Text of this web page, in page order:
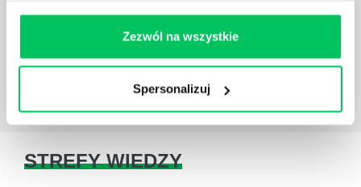
Zezwól na wszystkie
Spersonalizuj
ludzkimi oraz poszczególnymi etapami projektu nie
jest jednak łatwe i warto mieć tego świadomość.
STREFY WIEDZY